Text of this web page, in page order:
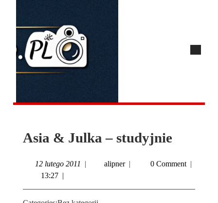
Asia & Julka – studyjnie
12 lutego 2011 | alipner | 0 Comment |
13:27 |